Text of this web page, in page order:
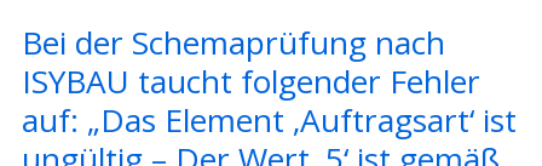
Bei der Schemaprüfung nach
ISYBAU taucht folgender Fehler
auf: „Das Element ‚Auftragsart‘ ist